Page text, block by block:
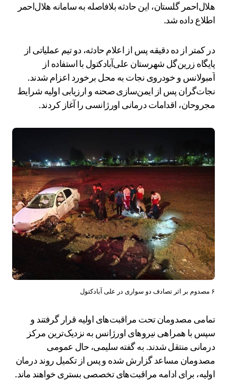
هلال‌احمر گلستان، این حادثه بلافاصله به سامانه هلال‌احمر
اطلاع داده شد.
در کمتر از ده دقیقه پس از اعلام حادثه، دو تیم عملیاتی از
پایگاه زرین‌گل شهرستان علی‌آبادکتول با استفاده از
آمبولانس و خودروی نجات به محل برخورد اعزام شدند.
نجات‌گران پس از ایمن‌سازی صحنه و ارزیابی اولیه شرایط
مجروحان، اقدامات درمانی اورژانسی را آغاز کردند.
۶ مصدوم بر اثر تصادف دو سواری در علی آبادکتول
تمامی مصدومان تحت مراقبت‌های اولیه قرار گرفتند و
سپس با همراهی نیروهای اورژانس به نزدیک‌ترین مرکز
درمانی منتقل شدند. به گفته سلیمی، حال عمومی
مصدومان مساعد گزارش شده و پس از تکمیل روند درمان
اولیه، برای ادامه مراقبت‌های تخصصی بستری خواهند ماند.